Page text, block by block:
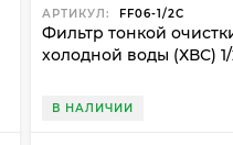
АРТИКУЛ: FF06-1/2C
Фильтр тонкой
холодной воды (ХВС) 1/
В НАЛИЧИИ